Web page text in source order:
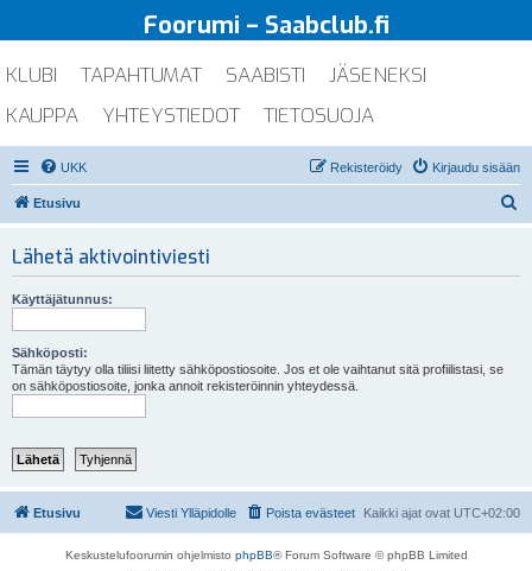
Foorumi – Saabclub.fi
KLUBI TAPAHTUMAT SAABISTI
JÄSENEKSI
KAUPPA
YHTEYSTIEDOT TIETOSUOJA
UKK Kirjaudu sisään
Rekisteröidy
Etusivu
Lähetä aktivointiviesti
Käyttäjätunnus:
Sähköposti:
Tämän täytyy olla tiliisi liitetty sähköpostiosoite. Jos et ole vaihtanut sitä profiilistasi, se
on sähköpostiosoite, jonka annoit rekisteröinnin yhteydessä.
Etusivu Kaikki ajat ovat UTC+02:00
Poista evästeet
Viesti Ylläpidolle
Keskustelufoorumin ohjelmisto phpBB® Forum Software © phpBB Limited